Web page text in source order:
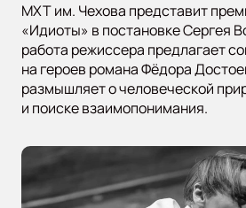
МХТ им. Чехова представит
«Идиоты» в постановке Сергея
работа режиссера предлагает
на героев романа Фёдора
размышляет о человеческой
и поиске взаимопонимания.